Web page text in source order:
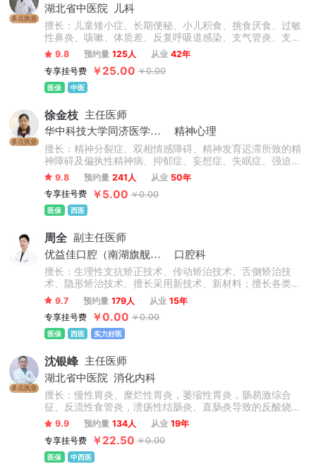
多点执业
湖北省中医院
儿科
擅长：儿童矮小症、长期便秘、小儿积食、挑食厌食、过敏
性鼻炎、咳嗽、体质差、反复呼吸道感染、支气管炎、支气
管肺炎、哮喘等病症的治疗积累了丰富的经验，对小儿遗
尿，紫癜，汗症等也有自己独到的见解与治疗法则。擅长儿
科肺系、脾胃疾病的中医研究与治疗，尤其擅长中西并重，
标本兼顾。
9.8 预约量 125人 从业 42年
专享挂号费
￥25.00 ￥0.00
医保 中医
多点执业
徐金枝 主任医师
华中科技大学同济医学院附属同济医院
精神心理
擅长：精神分裂症、双相情感障碍、精神发育迟滞所致的精
神障碍及偏执性精神病、抑郁症、妄想症、失眠症、强迫
症、焦虑症、恐惧症、躁狂症、儿童抽动症、多动症、青少
年网瘾厌学心理、学习障碍青春期逆反心理、社交障碍、复
杂性创伤后反应激障碍、戒酒、家庭亲密关系修复等常见精
神心理疾病的诊治与康复治疗。
9.8 预约量 241人 从业 50年
专享挂号费
￥5.00 ￥0.00
医保 西医
周全 副主任医师
优益佳口腔（南湖旗舰店）
口腔科
擅长：生理性支抗矫正技术、传动矫治技术、舌侧矫治技
术、隐形矫治技术。擅长采用新技术、新材料；擅长各类成
人和L童错合畸形矫正：包括地包天、双颌前凸、埋伏牙导
萌、儿童牙齿早期干预、二次正畸、正畸正颌联合矫治。
9.7 预约量 179人 从业 15年
专享挂号费
￥0.00 ￥0.00
医保 西医 实力好医
多点执业
沈银峰 主任医师
湖北省中医院 消化内科
擅长：慢性胃炎、糜烂性胃炎，萎缩性胃炎，肠易激综合
征、反流性食管炎，溃疡性结肠炎、直肠炎导致的反酸烧
心，胃疼胃胀，腹痛腹泻，粘液脓血便等功能性胃肠病;除此
之外还可以中西医结合治疗慢性肝炎、肝硬化、急慢性胆道
疾病，擅长肝、胆、胰恶性肿瘤、急性胰腺炎、胆管炎、腹
腔感染、肝脓肿等手术治疗。擅长中医治疗脾胃、肝胆疾病
9.9 预约量 134人 从业 19年
专享挂号费
￥22.50 ￥0.00
医保 中西医